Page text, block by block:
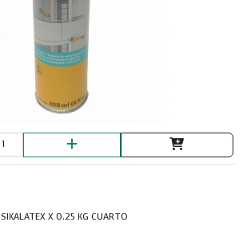
SIKALATEX X 0.25 KG CUARTO